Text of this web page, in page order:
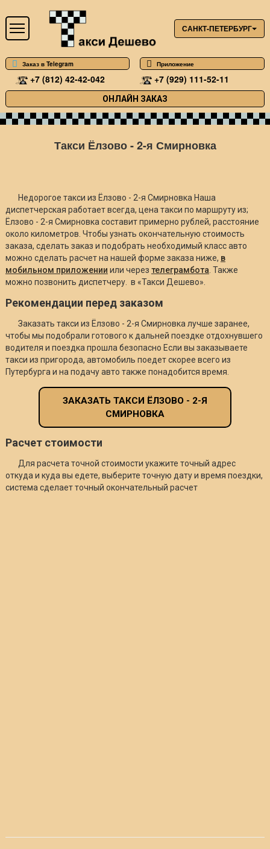
САНКТ-ПЕТЕРБУРГ
Заказ в Telegram Приложение
+7 (812) 42-42-042 +7 (929) 111-52-11
ОНЛАЙН ЗАКАЗ
Такси Ёлзово - 2-я Смирновка
Недорогое такси из Ёлзово - 2-я Смирновка Наша
диспетчерская работает всегда, цена такси по маршруту из;
Ёлзово - 2-я Смирновка составит примерно рублей, расстояние
около километров. Чтобы узнать окончательную стоимость
заказа, сделать заказ и подобрать необходимый класс авто
можно сделать расчет на нашей форме заказа ниже, в
мобильном приложении или через телеграмбота . Также
можно позвонить диспетчеру. в «Такси Дешево».
Рекомендации перед заказом
Заказать такси из Ёлзово - 2-я Смирновка лучше заранее,
чтобы мы подобрали готового к дальней поездке отдохнувшего
водителя и поездка прошла безопасно Если вы заказываете
такси из пригорода, автомобиль поедет скорее всего из
Путербурга и на подачу авто также понадобится время.
ЗАКАЗАТЬ ТАКСИ ЁЛЗОВО - 2-Я
СМИРНОВКА
Расчет стоимости
Для расчета точной стоимости укажите точный адрес
откуда и куда вы едете, выберите точную дату и время поездки,
система сделает точный окончательный расчет